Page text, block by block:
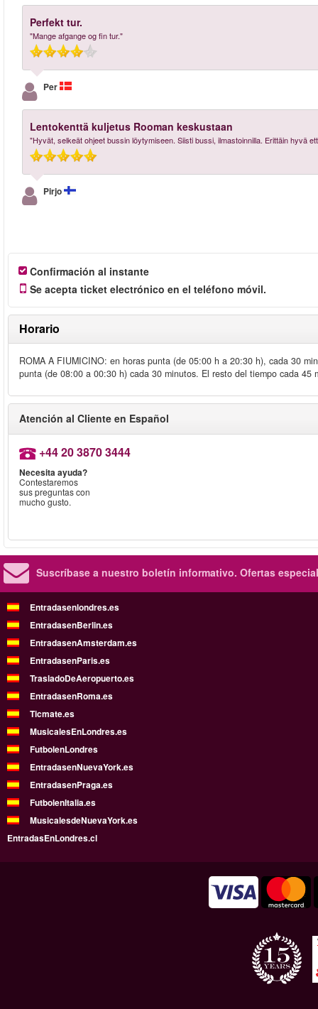
Perfekt tur.
"Mange afgange og fin tur."
Per
Lentokenttä kuljetus Rooman keskustaan
"Hyvät, selkeät ohjeet bussin löytymiseen. Siisti bussi, ilmastoinnilla. Erittäin hyvä
Pirjo
Confirmación al instante
Se acepta ticket electrónico en el teléfono móvil.
Horario
ROMA A FIUMICINO: en horas punta (de 05:00 h a 20:30 h), cada 30
punta (de 08:00 a 00:30 h) cada 30 minutos. El resto del tiempo cada 45
Atención al Cliente en Español
+44 20 3870 3444
Necesita ayuda?
Contestaremos
sus preguntas con
mucho gusto.
Suscríbase a nuestro boletín informativo. Ofertas
Entradasenlondres.es
EntradasenBerlin.es
EntradasenAmsterdam.es
EntradasenParis.es
TrasladoDeAeropuerto.es
EntradasenRoma.es
Ticmate.es
MusicalesEnLondres.es
FutbolenLondres
EntradasenNuevaYork.es
EntradasenPraga.es
FutbolenItalia.es
MusicalesdeNuevaYork.es
EntradasEnLondres.cl